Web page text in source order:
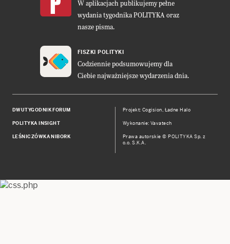
W aplikacjach publikujemy pełne
wydania tygodnika POLITYKA oraz
nasze pisma.
FISZKI POLITYKI
Codziennie podsumowujemy dla
Ciebie najważniejsze wydarzenia dnia.
DWUTYGODNIK FORUM
POLITYKA INSIGHT
LEŚNICZÓWKA NIBORK
Projekt:Cogision, Ładne Halo
Wykonanie: Vavatech
Prawa autorskie © POLITYKA Sp. z
o.o. S.K.A.